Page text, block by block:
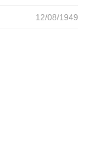
12/08/1949